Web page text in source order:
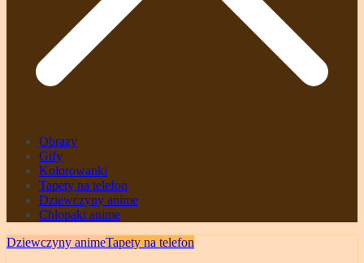
Obrazy
Gify
Kolorowanki
Tapety na telefon
Dziewczyny anime
Chłopaki anime
Dziewczyny animeTapety na telefon